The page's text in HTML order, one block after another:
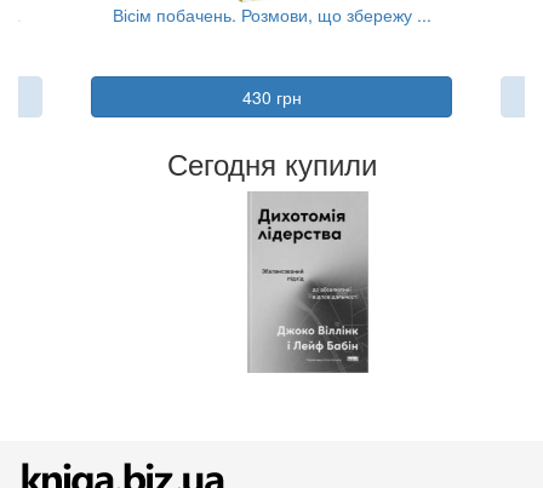
Вісім побачень. Розмови, що збережу ...
430 грн
Сегодня купили